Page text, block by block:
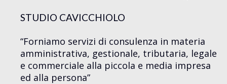
STUDIO CAVICCHIOLO
“Forniamo servizi di consulenza in materia
amministrativa, gestionale, tributaria, legale
e commerciale alla piccola e media impresa
ed alla persona”